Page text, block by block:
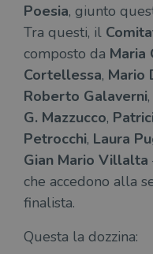
Poesia, giunto
Tra questi, il
composto da Maria
Cortellessa, Mario
Roberto Galaverni,
G. Mazzucco,
Petrocchi, Laura
Gian Mario Villalta
che accedono alla
finalista.
Questa la dozzina: